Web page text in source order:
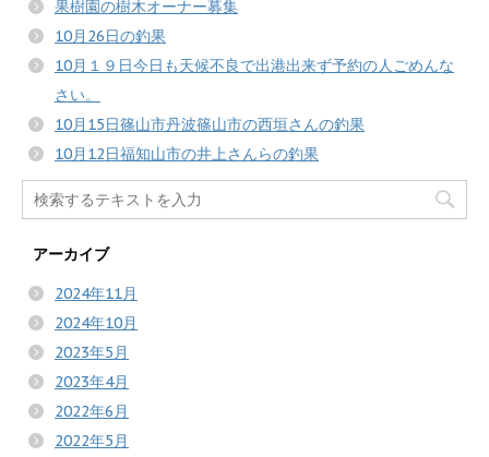
果樹園の樹木オーナー募集
10月26日の釣果
10月１９日今日も天候不良で出港出来ず予約の人ごめんな
さい。
10月15日篠山市丹波篠山市の西垣さんの釣果
10月12日福知山市の井上さんらの釣果
アーカイブ
2024年11月
2024年10月
2023年5月
2023年4月
2022年6月
2022年5月